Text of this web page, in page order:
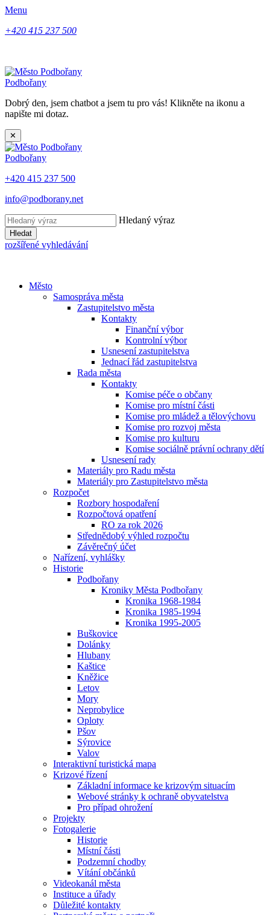
Menu
+420 415 237 500
Podbořany
Dobrý den, jsem chatbot a jsem tu pro vás! Klikněte na ikonu a
napište mi dotaz.
✕
Podbořany
+420 415 237 500
info@podborany.net
Hledaný výraz
Hledat
rozšířené vyhledávání
Město
Samospráva města
Zastupitelstvo města
Kontakty
Finanční výbor
Kontrolní výbor
Usnesení zastupitelstva
Jednací řád zastupitelstva
Rada města
Kontakty
Komise péče o občany
Komise pro místní části
Komise pro mládež a tělovýchovu
Komise pro rozvoj města
Komise pro kulturu
Komise sociálně právní ochrany dětí
Usnesení rady
Materiály pro Radu města
Materiály pro Zastupitelstvo města
Rozpočet
Rozbory hospodaření
Rozpočtová opatření
RO za rok 2026
Střednědobý výhled rozpočtu
Závěrečný účet
Nařízení, vyhlášky
Historie
Podbořany
Kroniky Města Podbořany
Kronika 1968-1984
Kronika 1985-1994
Kronika 1995-2005
Buškovice
Dolánky
Hlubany
Kaštice
Kněžice
Letov
Mory
Neprobylice
Oploty
Pšov
Sýrovice
Valov
Interaktivní turistická mapa
Krizové řízení
Základní informace ke krizovým situacím
Webové stránky k ochraně obyvatelstva
Pro případ ohrožení
Projekty
Fotogalerie
Historie
Místní části
Podzemní chodby
Vítání občánků
Videokanál města
Instituce a úřady
Důležité kontakty